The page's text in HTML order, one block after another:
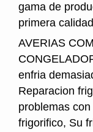
gama de
primera
AVERIAS
enfria
Reparacion
problemas
frigorifico, Su